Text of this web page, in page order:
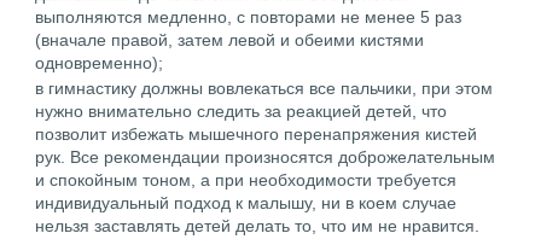
выполняются медленно, с повторами не менее 5 раз
(вначале правой, затем левой и обеими кистями
одновременно);
в гимнастику должны вовлекаться все пальчики, при этом
нужно внимательно следить за реакцией детей, что
позволит избежать мышечного перенапряжения кистей
рук. Все рекомендации произносятся доброжелательным
и спокойным тоном, а при необходимости требуется
индивидуальный подход к малышу, ни в коем случае
нельзя заставлять детей делать то, что им не нравится.